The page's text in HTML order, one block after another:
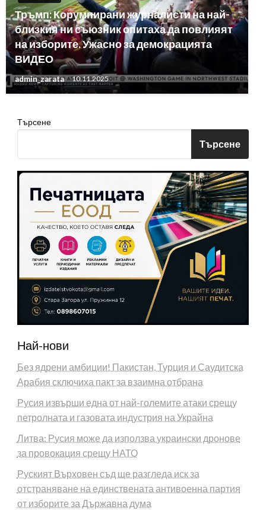
Тръмп: Корумпирани журналисти на най-
близкия ни съюзник опитаха да повлияят
на изборите. Ужасно за демокрацията
ВИДЕО
admin_zarata 10.11.2025
Търсене
Търсене
Най-нови
Без ядрени амбиции! Пакистан, Турция и Саудитска
Арабия сключиха пакт за взаимна отбрана
Русия извърши една от най-големите атаки срещу
петролната и газовата индустрия на Украйна
Литва: Русия може да използва украински дронове
за провокация срещу НАТО
Руският Върховен съд ще разгледа иск за
отстраняване на единствената антивоенна партия
от изборите за Държавна дума